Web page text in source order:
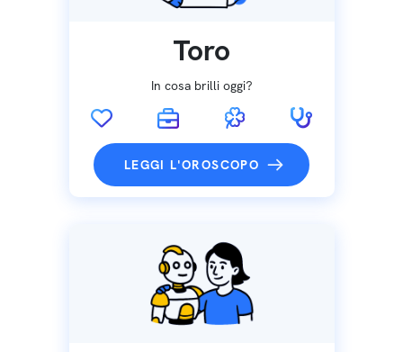
Toro
In cosa brilli oggi?
LEGGI L'OROSCOPO